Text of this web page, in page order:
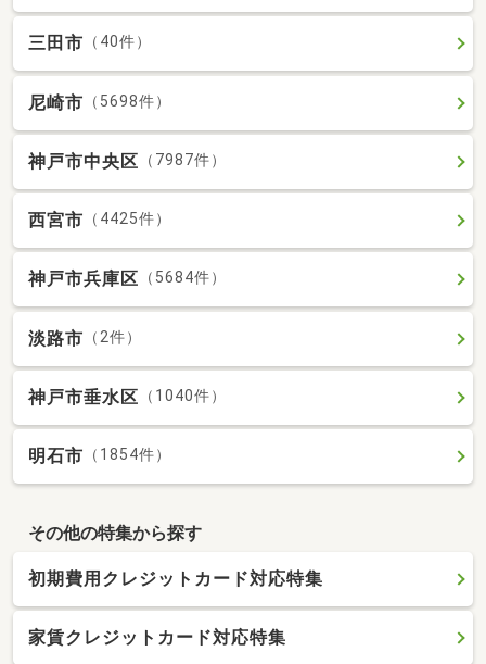
三田市 （40件）
尼崎市 （5698件）
神戸市中央区 （7987件）
西宮市 （4425件）
神戸市兵庫区 （5684件）
淡路市 （2件）
神戸市垂水区 （1040件）
明石市 （1854件）
その他の特集から探す
初期費用クレジットカード対応特集
家賃クレジットカード対応特集